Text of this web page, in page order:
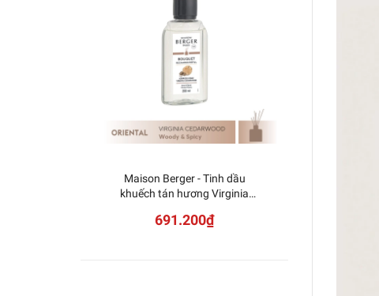
Maison Berger - Tinh dầu
khuếch tán hương Virginia
691.200₫